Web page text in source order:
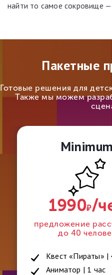
найти то самое сокровище
Пакетные
Готовые решения для
Также мы можем
Minimum
1990₽/
предложение
до 40
Квест «Пираты» |
Аниматор | 1 час